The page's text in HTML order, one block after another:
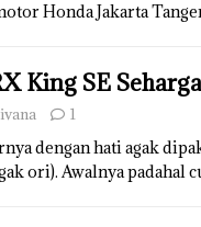
Honda Jakarta
King SE
ivana 1
dengan hati agak
ori). Awalnya padahal